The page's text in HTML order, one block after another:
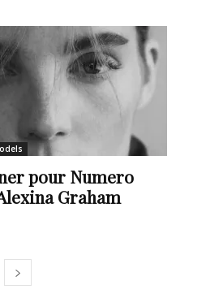
pour Numero
Graham